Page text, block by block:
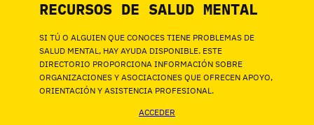
RECURSOS DE SALUD MENTAL
SI TÚ O ALGUIEN QUE CONOCES TIENE PROBLEMAS DE
SALUD MENTAL, HAY AYUDA DISPONIBLE. ESTE
DIRECTORIO PROPORCIONA INFORMACIÓN SOBRE
ORGANIZACIONES Y ASOCIACIONES QUE OFRECEN APOYO,
ORIENTACIÓN Y ASISTENCIA PROFESIONAL.
ACCEDER